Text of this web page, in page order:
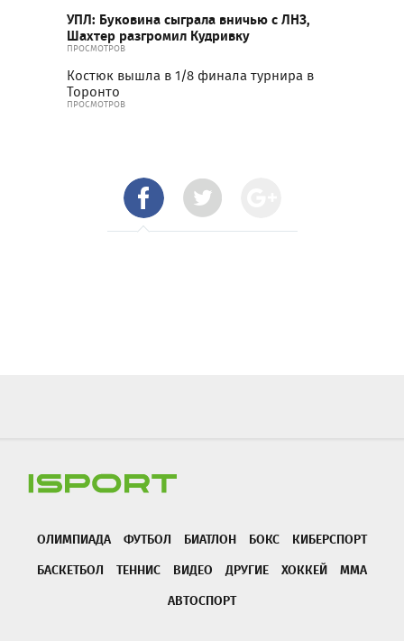
УПЛ: Буковина сыграла вничью с ЛНЗ,
Шахтер разгромил Кудривку
ПРОСМОТРОВ
Костюк вышла в 1/8 финала турнира в
Торонто
ПРОСМОТРОВ
ОЛИМПИАДА ФУТБОЛ БИАТЛОН БОКС
КИБЕРСПОРТ
БАСКЕТБОЛ
ТЕННИС ВИДЕО ДРУГИЕ ХОККЕЙ
ММА
АВТОСПОРТ